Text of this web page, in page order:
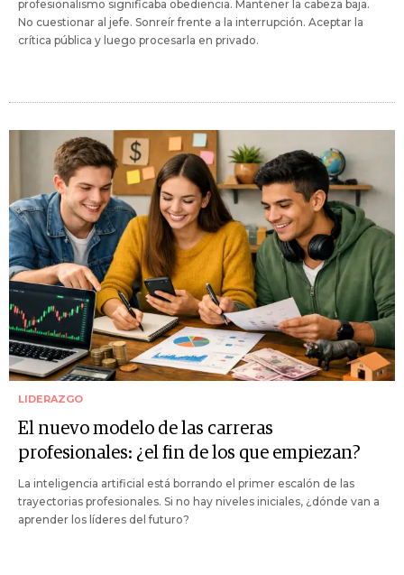
profesionalismo significaba obediencia. Mantener la cabeza baja.
No cuestionar al jefe. Sonreír frente a la interrupción. Aceptar la
crítica pública y luego procesarla en privado.
LIDERAZGO
El nuevo modelo de las carreras
profesionales: ¿el fin de los que empiezan?
La inteligencia artificial está borrando el primer escalón de las
trayectorias profesionales. Si no hay niveles iniciales, ¿dónde van a
aprender los líderes del futuro?